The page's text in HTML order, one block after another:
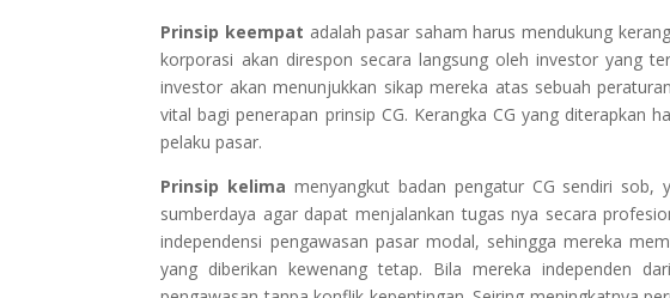
Prinsip keempat adalah pasar saham harus mendukung
korporasi akan direspon secara langsung oleh investor yang
investor akan menunjukkan sikap mereka atas sebuah
vital bagi penerapan prinsip CG. Kerangka CG yang diterapkan
pelaku pasar.
Prinsip kelima menyangkut badan pengatur CG sendiri
sumberdaya agar dapat menjalankan tugas nya secara
independensi pengawasan pasar modal, sehingga mereka
yang diberikan kewenang tetap. Bila mereka independen